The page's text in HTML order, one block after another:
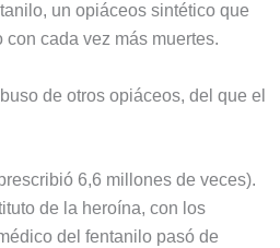
un opiáceos sintético que
cada vez más muertes.
de otros opiáceos, del que el
6,6 millones de veces).
de la heroína, con los
del fentanilo pasó de